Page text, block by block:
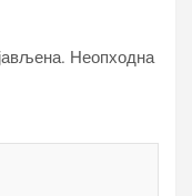
Неопходна